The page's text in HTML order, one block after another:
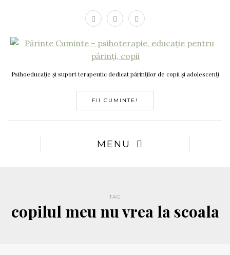
Psihoeducație și suport terapeutic dedicat părinților de copii și adolescenți
FII CUMINTE!
MENU
TAG
copilul meu nu vrea la scoala